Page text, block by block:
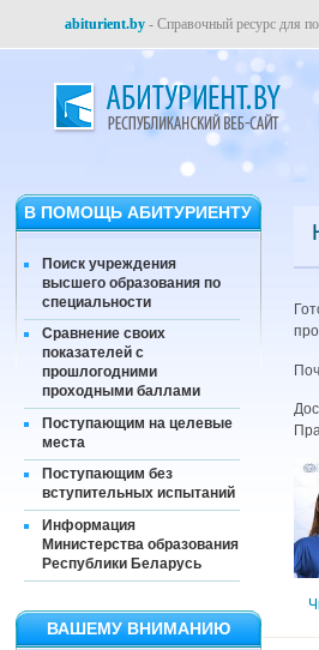
abiturient.by - Справочный ресурс для
В ПОМОЩЬ АБИТУРИЕНТУ
Поиск учреждения
высшего образования по
специальности
Сравнение своих
показателей с
прошлогодними
проходными баллами
Поступающим на целевые
места
Поступающим без
вступительных испытаний
Информация
Министерства образования
Республики Беларусь
ВАШЕМУ ВНИМАНИЮ